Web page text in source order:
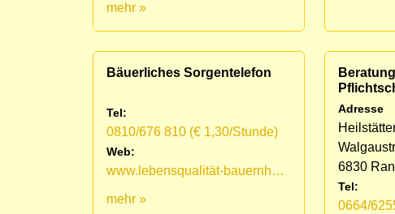
mehr »
Bäuerliches Sorgentelefon
Tel:
0810/676 810 (€ 1,30/Stunde)
Web:
www.lebensqualität-bauernhof.at
mehr »
Adresse
6830
Tel:
0664/